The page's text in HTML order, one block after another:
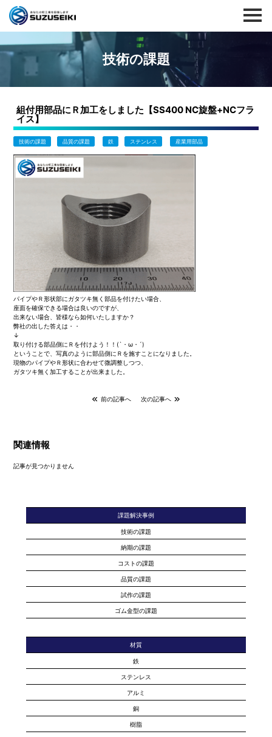
技術の課題
組付用部品にＲ加工をしました【SS400 NC旋盤+NCフラ
イス】
技術の課題 品質の課題 鉄 ステンレス 産業用部品
パイプやＲ形状部にガタツキ無く部品を付けたい場合、
座面を確保できる場合は良いのですが、
出来ない場合、皆様なら如何いたしますか？
弊社の出した答えは・・
↓
取り付ける部品側にＲを付けよう！！(`・ω・´)
ということで、写真のように部品側にＲを施すことになりました。
現物のパイプやＲ形状に合わせて微調整しつつ、
ガタツキ無く加工することが出来ました。
前の記事へ 次の記事へ
関連情報
記事が見つかりません
課題解決事例
技術の課題
納期の課題
コストの課題
品質の課題
試作の課題
ゴム金型の課題
材質
鉄
ステンレス
アルミ
銅
樹脂